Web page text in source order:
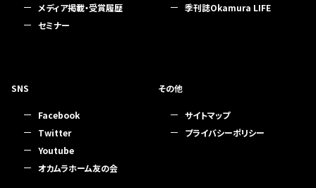
メディア掲載・受賞履歴
セミナー
季刊誌Okamura LIFE
SNS
Facebook
Twitter
Youtube
オカムラホーム友の会
その他
サイトマップ
プライバシーポリシー